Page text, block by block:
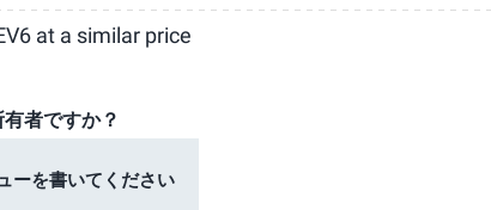
at a similar price
有者ですか？
ーを書いてください